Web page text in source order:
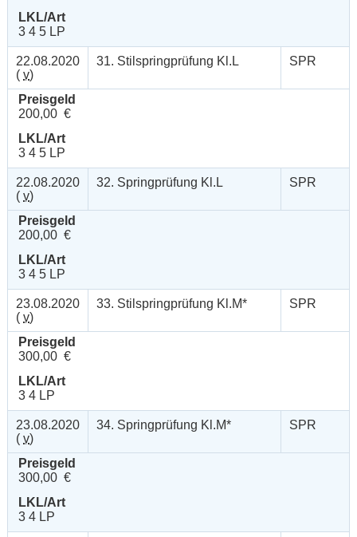
LKL/Art
3 4 5 LP
22.08.2020
( v)
31. Stilspringprüfung Kl.L SPR
Preisgeld
200,00 €
LKL/Art
3 4 5 LP
22.08.2020
( v)
32. Springprüfung Kl.L SPR
Preisgeld
200,00 €
LKL/Art
3 4 5 LP
23.08.2020
( v)
33. Stilspringprüfung Kl.M* SPR
Preisgeld
300,00 €
LKL/Art
3 4 LP
23.08.2020
( v)
34. Springprüfung Kl.M* SPR
Preisgeld
300,00 €
LKL/Art
3 4 LP